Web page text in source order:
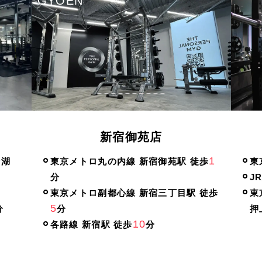
1
錦糸町店
東京メトロ半蔵門線 錦糸町駅 徒歩5分
JR総武線 錦糸町駅 徒歩
東京メトロ半蔵門線
押上（スカイツリー前）駅 徒歩
東
都
都
都